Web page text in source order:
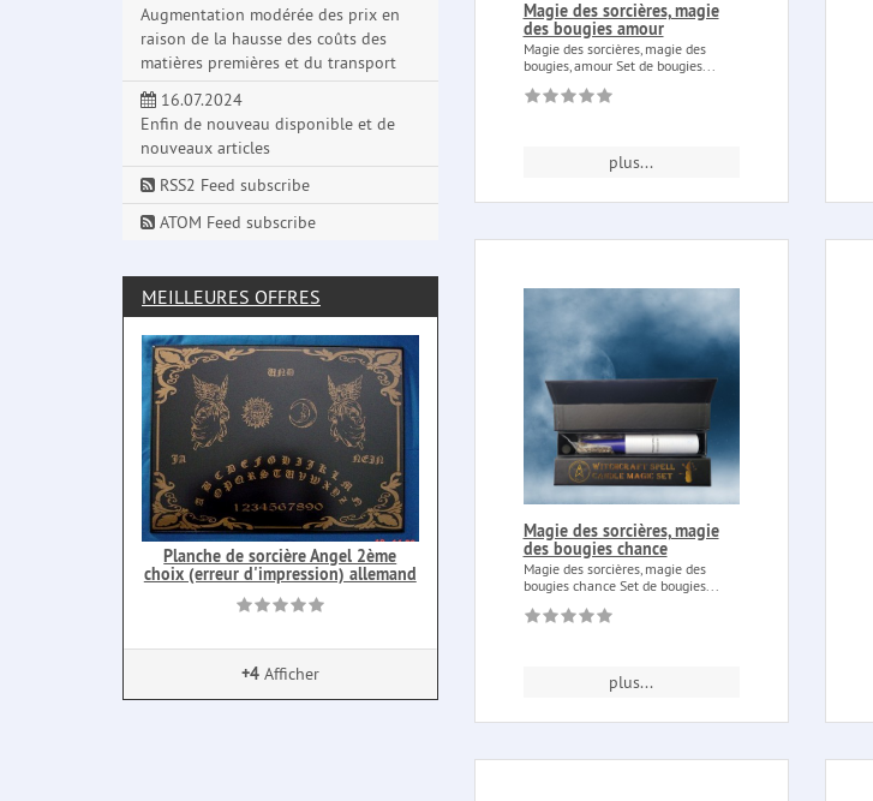
Magie des sorcières, magie
des bougies amour
Magie des sorcières, magie des
bougies, amour Set de bougies...
plus...
Magie des sorcières, magie
des bougies chance
Magie des sorcières, magie des
bougies chance Set de bougies...
plus...
Augmentation modérée des prix en
raison de la hausse des coûts des
matières premières et du transport
16.07.2024
Enfin de nouveau disponible et de
nouveaux articles
RSS2 Feed subscribe
ATOM Feed subscribe
MEILLEURES OFFRES
Planche de sorcière Angel 2ème
choix (erreur d'impression) allemand
+4Afficher